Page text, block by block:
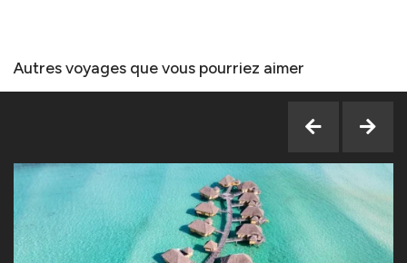
Autres voyages que vous pourriez aimer